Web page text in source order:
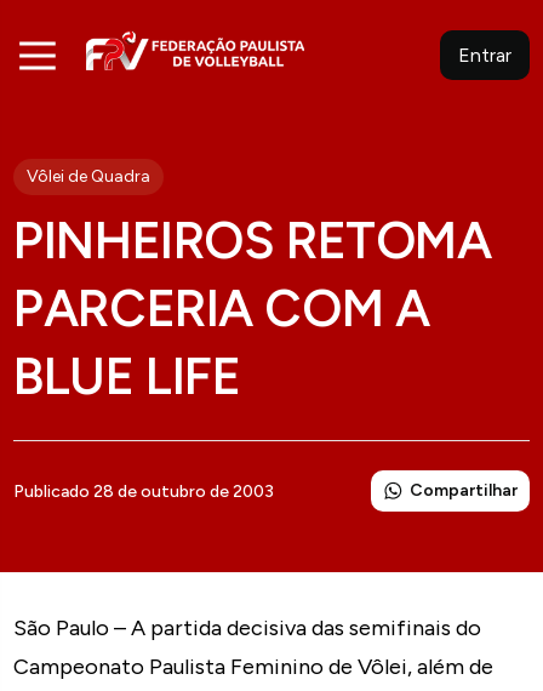
Entrar
Vôlei de Quadra
PINHEIROS RETOMA
PARCERIA COM A
BLUE LIFE
Publicado 28 de outubro de 2003 Compartilhar
São Paulo – A partida decisiva das semifinais do
Campeonato Paulista Feminino de Vôlei, além de